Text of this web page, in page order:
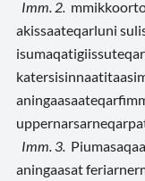
Imm. 2.
akissaateqarluni
Imm. 3.
aningaasat